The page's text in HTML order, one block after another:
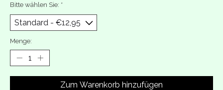
Bitte wählen Sie: *
Menge:
Zum Warenkorb hinzufügen